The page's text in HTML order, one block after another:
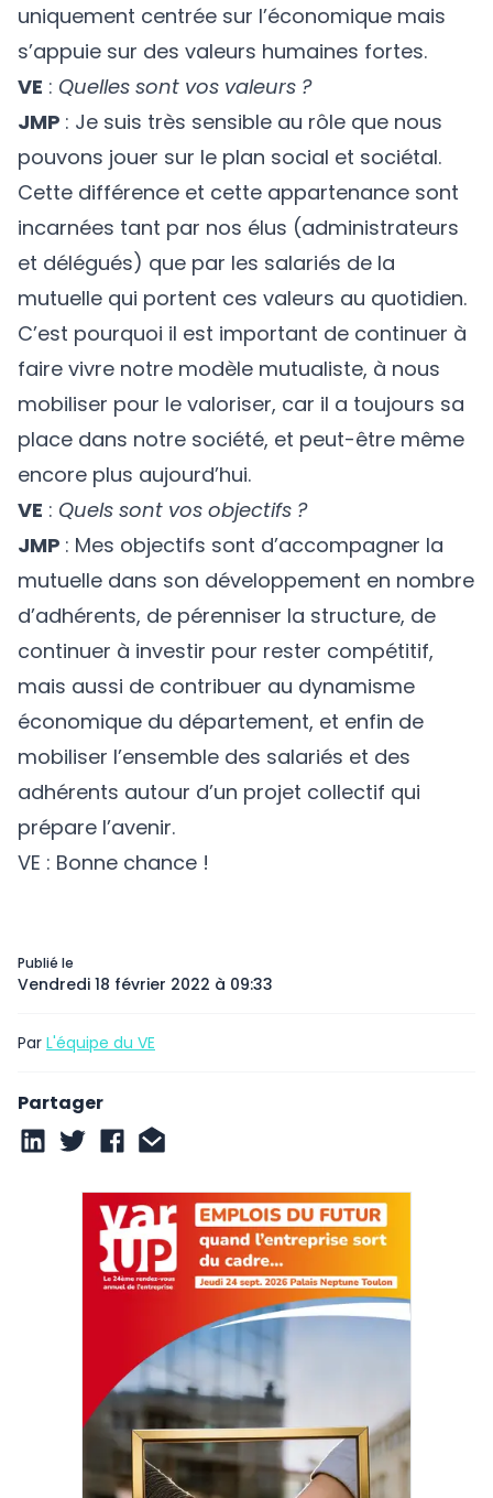
Publié le
Vendredi 18 février 2022 à 09:33
Par L'équipe du VE
Partager
uniquement centrée sur l’économique mais
s’appuie sur des valeurs humaines fortes.
VE : Quelles sont vos valeurs ?
JMP : Je suis très sensible au rôle que nous
pouvons jouer sur le plan social et sociétal.
Cette différence et cette appartenance sont
incarnées tant par nos élus (administrateurs
et délégués) que par les salariés de la
mutuelle qui portent ces valeurs au quotidien.
C’est pourquoi il est important de continuer à
faire vivre notre modèle mutualiste, à nous
mobiliser pour le valoriser, car il a toujours sa
place dans notre société, et peut-être même
encore plus aujourd’hui.
VE : Quels sont vos objectifs ?
JMP : Mes objectifs sont d’accompagner la
mutuelle dans son développement en nombre
d’adhérents, de pérenniser la structure, de
continuer à investir pour rester compétitif,
mais aussi de contribuer au dynamisme
économique du département, et enfin de
mobiliser l’ensemble des salariés et des
adhérents autour d’un projet collectif qui
prépare l’avenir.
VE : Bonne chance !